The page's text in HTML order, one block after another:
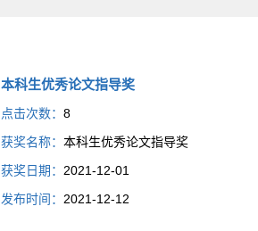
本科生优秀论文指导奖
点击次数： 8
获奖名称： 本科生优秀论文指导奖
获奖日期： 2021-12-01
发布时间： 2021-12-12